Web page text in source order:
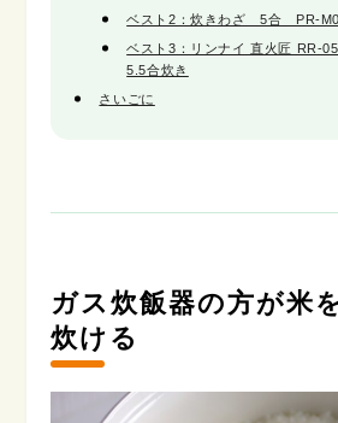
ベスト2：炊きわざ 5合 PR-
ベスト3：リンナイ 直火匠 RR-
5.5合炊き
さいごに
ガス炊飯器の方が米
炊ける